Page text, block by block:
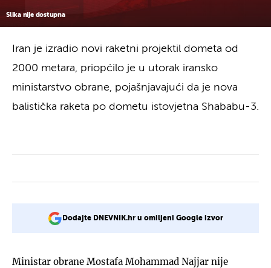
Slika nije dostupna
Iran je izradio novi raketni projektil dometa od
2000 metara, priopćilo je u utorak iransko
ministarstvo obrane, pojašnjavajući da je nova
balistička raketa po dometu istovjetna Shababu-3.
Dodajte DNEVNIK.hr u omiljeni Google izvor
Ministar obrane Mostafa Mohammad Najjar nije